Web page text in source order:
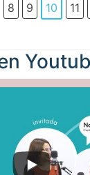
8 9 10 11